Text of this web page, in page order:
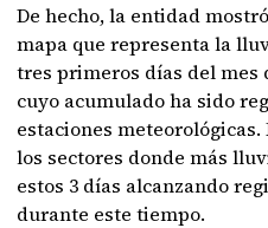
De hecho, la entidad
mapa que representa la
tres primeros días del mes
cuyo acumulado ha sido
estaciones
los sectores donde más
estos 3 días alcanzando
durante este tiempo.